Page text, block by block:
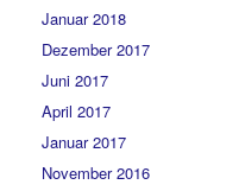
Januar 2018
Dezember 2017
Juni 2017
April 2017
Januar 2017
November 2016